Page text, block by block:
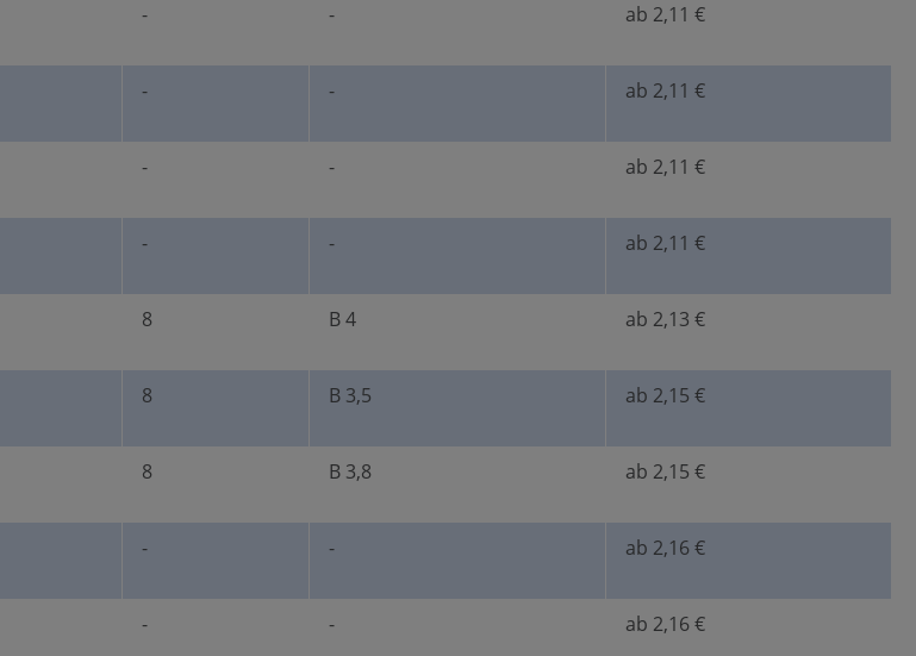
- - ab 2,11 €
- - ab 2,11 €
- - ab 2,11 €
- - ab 2,11 €
8 B 4 ab 2,13 €
8 B 3,5 ab 2,15 €
8 B 3,8 ab 2,15 €
- - ab 2,16 €
- - ab 2,16 €